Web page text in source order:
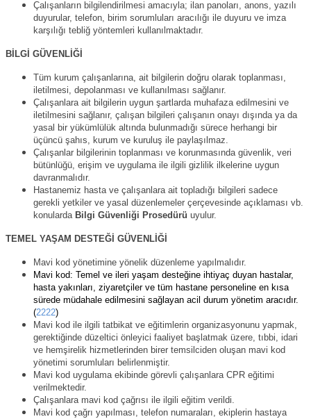
Çalışanların bilgilendirilmesi amacıyla; ilan panoları, anons, yazılı
duyurular, telefon, birim sorumluları aracılığı ile duyuru ve imza
karşılığı tebliğ yöntemleri kullanılmaktadır.
BİLGİ GÜVENLİĞİ
Tüm kurum çalışanlarına, ait bilgilerin doğru olarak toplanması,
iletilmesi, depolanması ve kullanılması sağlanır.
Çalışanlara ait bilgilerin uygun şartlarda muhafaza edilmesini ve
iletilmesini sağlanır, çalışan bilgileri çalışanın onayı dışında ya da
yasal bir yükümlülük altında bulunmadığı sürece herhangi bir
üçüncü şahıs, kurum ve kuruluş ile paylaşılmaz.
Çalışanlar bilgilerinin toplanması ve korunmasında güvenlik, veri
bütünlüğü, erişim ve uygulama ile ilgili gizlilik ilkelerine uygun
davranmalıdır.
Hastanemiz hasta ve çalışanlara ait topladığı bilgileri sadece
gerekli yetkiler ve yasal düzenlemeler çerçevesinde açıklaması vb.
konularda Bilgi Güvenliği Prosedürü uyulur.
TEMEL YAŞAM DESTEĞİ GÜVENLİĞİ
Mavi kod yönetimine yönelik düzenleme yapılmalıdır.
Mavi kod: Temel ve ileri yaşam desteğine ihtiyaç duyan hastalar,
hasta yakınları, ziyaretçiler ve tüm hastane personeline en kısa
sürede müdahale edilmesini sağlayan acil durum yönetim aracıdır.
(2222)
Mavi kod ile ilgili tatbikat ve eğitimlerin organizasyonunu yapmak,
gerektiğinde düzeltici önleyici faaliyet başlatmak üzere, tıbbi, idari
ve hemşirelik hizmetlerinden birer temsilciden oluşan mavi kod
yönetimi sorumluları belirlenmiştir.
Mavi kod uygulama ekibinde görevli çalışanlara CPR eğitimi
verilmektedir.
Çalışanlara mavi kod çağrısı ile ilgili eğitim verildi.
Mavi kod çağrı yapılması, telefon numaraları, ekiplerin hastaya